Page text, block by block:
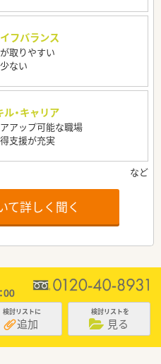
フバランス
取りやすい
ない
ル・キャリア
アップ可能な職場
支援が充実
て詳しく聞く
検討リストに
追加
検討リストを
見る